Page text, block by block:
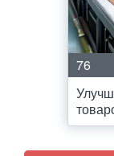
76